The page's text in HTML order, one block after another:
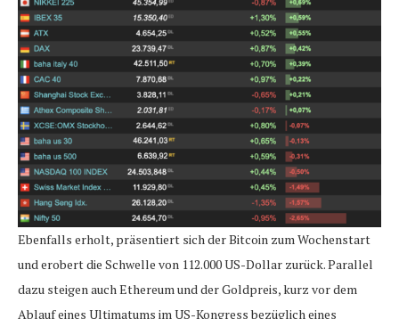
Ebenfalls erholt, präsentiert sich der Bitcoin zum Wochenstart
und erobert die Schwelle von 112.000 US-Dollar zurück. Parallel
dazu steigen auch Ethereum und der Goldpreis, kurz vor dem
Ablauf eines Ultimatums im US-Kongress bezüglich eines